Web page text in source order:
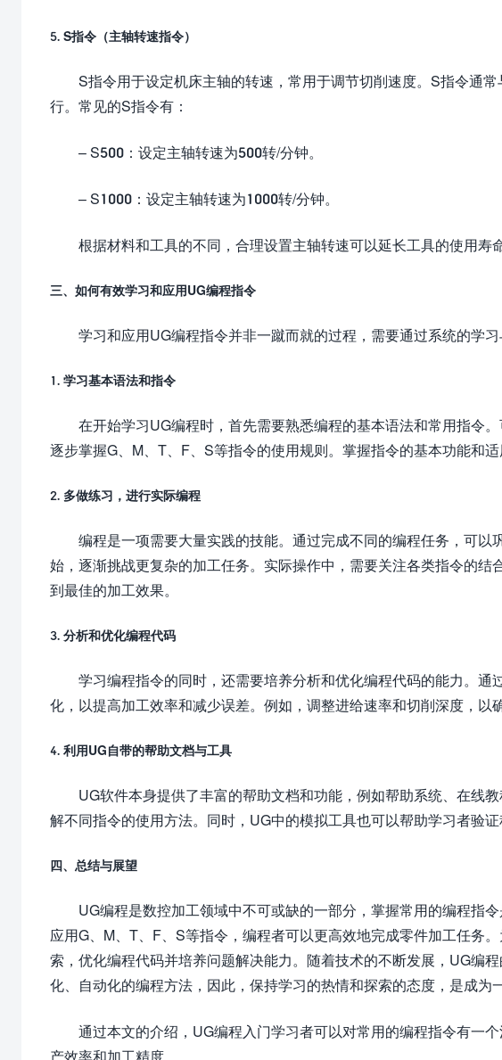
5. S指令（主轴转速指令）
S指令用于设定机床主轴的转速，常用于调节切削速度。S指令通
行。常见的S指令有：
– S500：设定主轴转速为500转/分钟。
– S1000：设定主轴转速为1000转/分钟。
根据材料和工具的不同，合理设置主轴转速可以延长工具的使用寿
三、如何有效学习和应用UG编程指令
学习和应用UG编程指令并非一蹴而就的过程，需要通过系统的学
1. 学习基本语法和指令
在开始学习UG编程时，首先需要熟悉编程的基本语法和常用指令
逐步掌握G、M、T、F、S等指令的使用规则。掌握指令的基本功能和适
2. 多做练习，进行实际编程
编程是一项需要大量实践的技能。通过完成不同的编程任务，可
始，逐渐挑战更复杂的加工任务。实际操作中，需要关注各类指令的
到最佳的加工效果。
3. 分析和优化编程代码
学习编程指令的同时，还需要培养分析和优化编程代码的能力。
化，以提高加工效率和减少误差。例如，调整进给速率和切削深度，以
4. 利用UG自带的帮助文档与工具
UG软件本身提供了丰富的帮助文档和功能，例如帮助系统、在线
解不同指令的使用方法。同时，UG中的模拟工具也可以帮助学习者验
四、总结与展望
UG编程是数控加工领域中不可或缺的一部分，掌握常用的编程指
应用G、M、T、F、S等指令，编程者可以更高效地完成零件加工任务
索，优化编程代码并培养问题解决能力。随着技术的不断发展，UG编
化、自动化的编程方法，因此，保持学习的热情和探索的态度，是成为
通过本文的介绍，UG编程入门学习者可以对常用的编程指令有一
产效率和加工精度。